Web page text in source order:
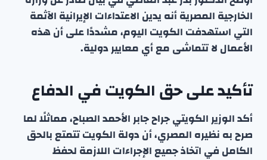
الخارجية المصرية أنه يدين الاعتداءات الإيرانية الآثمة
التي استهدفت الكويت اليوم، مشددًا على أن هذه
الأعمال لا تتماشى مع أي معايير دولية.
تأكيد على حق الكويت في الدفاع
أكد الوزير الكويتي جراح جابر الأحمد الصباح، مماثلًا لما
صرح به نظيره المصري، أن دولة الكويت تتمتع بالحق
الكامل في اتخاذ جميع الإجراءات اللازمة لحفظ